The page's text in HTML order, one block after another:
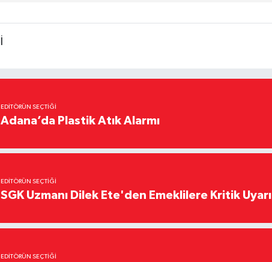
EDITÖRÜN SEÇTIĞI
Adana’da Plastik Atık Alarmı
EDITÖRÜN SEÇTIĞI
SGK Uzmanı Dilek Ete'den Emeklilere Kritik Uyarı
EDITÖRÜN SEÇTIĞI